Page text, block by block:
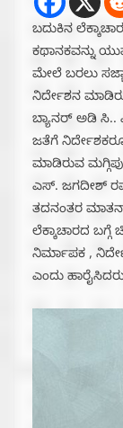
ಬದುಕಿನ
ಕಥಾನಕವನ್ನು
ಮೇಲೆ ಬರಲು
ನಿರ್ದೇಶನ
ಬ್ಯಾನರ್ ಅಡಿ ಸಿ..
ಜತೆಗೆ
ಮಾಡಿರುವ
ಎಸ್. ಜಗದೀಶ್
ತದನಂತರ
ಲೆಕ್ಕಾಚಾರದ
ನಿರ್ಮಾಪಕ ,
ಎಂದು